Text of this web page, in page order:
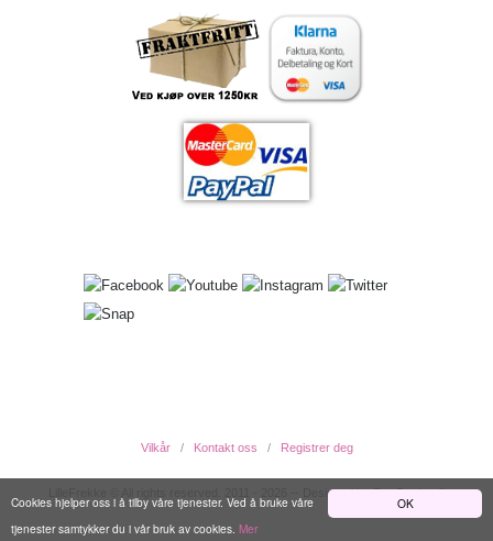
OK
Cookies hjelper oss i å tilby våre tjenester. Ved å bruke våre
tjenester samtykker du i vår bruk av cookies. Mer
Vilkår Kontakt oss Registrer deg
LilleFrekke © All rights reserved. 2011 - 2026 -- Designed by EwcDesign ®